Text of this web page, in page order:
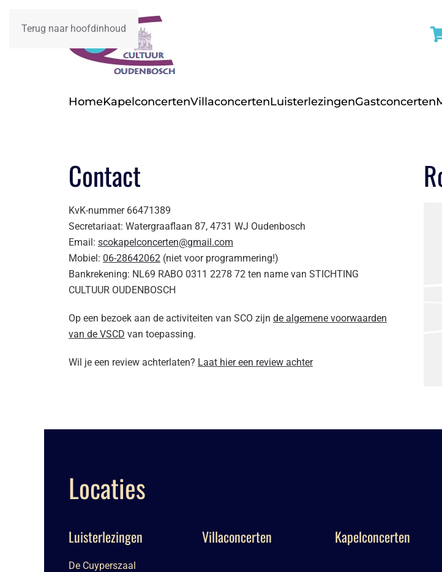
Terug naar hoofdinhoud
HomeKapelconcertenVillaconcertenLuisterlezingenGastconcerten
Contact
KvK-nummer 66471389
Secretariaat: Watergraaflaan 87, 4731 WJ Oudenbosch
Email: scokapelconcerten@gmail.com
Mobiel: 06-28642062 (niet voor programmering!)
Bankrekening: NL69 RABO 0311 2278 72 ten name van STICHTING
CULTUUR OUDENBOSCH
Op een bezoek aan de activiteiten van SCO zijn de algemene voorwaarden
van de VSCD van toepassing.
Wil je een review achterlaten? Laat hier een review achter
Locaties
Luisterlezingen
De Cuyperszaal
Villaconcerten Kapelconcerten